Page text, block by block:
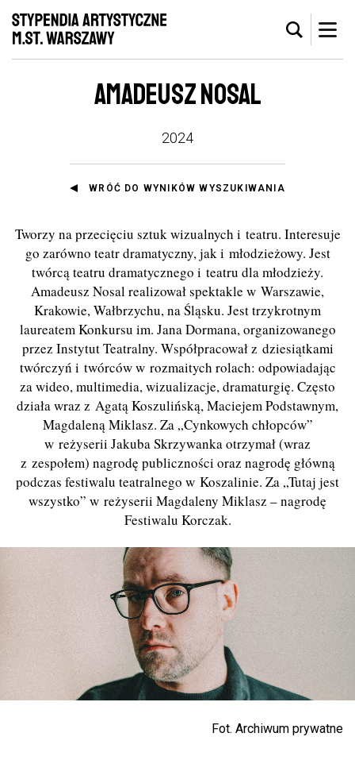
AMADEUSZ NOSAL
2024
WRÓĆ DO WYNIKÓW WYSZUKIWANIA
Tworzy na przecięciu sztuk wizualnych i teatru. Interesuje
go zarówno teatr dramatyczny, jak i młodzieżowy. Jest
twórcą teatru dramatycznego i teatru dla młodzieży.
Amadeusz Nosal realizował spektakle w Warszawie,
Krakowie, Wałbrzychu, na Śląsku. Jest trzykrotnym
laureatem Konkursu im. Jana Dormana, organizowanego
przez Instytut Teatralny. Współpracował z dziesiątkami
twórczyń i twórców w rozmaitych rolach: odpowiadając
za wideo, multimedia, wizualizacje, dramaturgię. Często
działa wraz z Agatą Koszulińską, Maciejem Podstawnym,
Magdaleną Miklasz. Za „Cynkowych chłopców”
w reżyserii Jakuba Skrzywanka otrzymał (wraz
z zespołem) nagrodę publiczności oraz nagrodę główną
podczas festiwalu teatralnego w Koszalinie. Za „Tutaj jest
wszystko” w reżyserii Magdaleny Miklasz – nagrodę
Festiwalu Korczak.
Fot. Archiwum prywatne